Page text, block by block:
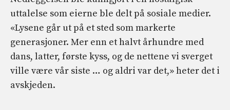
uttalelse som eierne ble delt på sosiale medier.
«Lysene går ut på et sted som markerte
generasjoner. Mer enn et halvt århundre med
dans, latter, første kyss, og de nettene vi sverget
ville være vår siste … og aldri var det,» heter det i
avskjeden.